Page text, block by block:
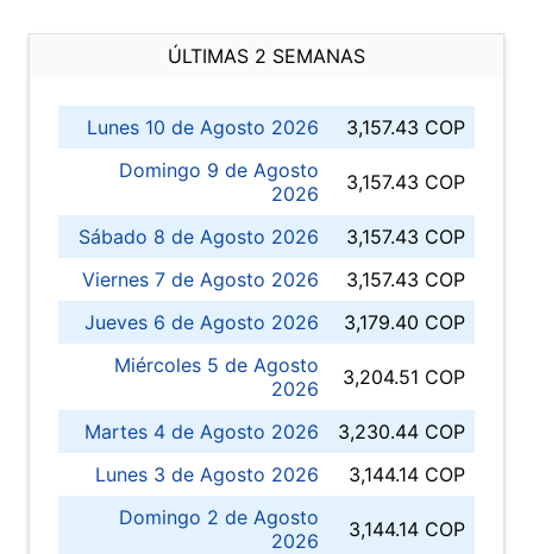
ÚLTIMAS 2 SEMANAS
Lunes 10 de Agosto 2026
3,157.43 COP
Domingo 9 de Agosto
2026
3,157.43 COP
Sábado 8 de Agosto 2026
3,157.43 COP
Viernes 7 de Agosto 2026
3,157.43 COP
Jueves 6 de Agosto 2026
3,179.40 COP
Miércoles 5 de Agosto
2026
3,204.51 COP
Martes 4 de Agosto 2026
3,230.44 COP
Lunes 3 de Agosto 2026
3,144.14 COP
Domingo 2 de Agosto
2026
3,144.14 COP